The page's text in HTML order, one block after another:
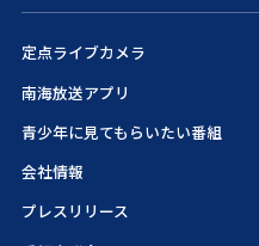
定点ライブカメラ
南海放送アプリ
青少年に見てもらいたい番組
会社情報
プレスリリース